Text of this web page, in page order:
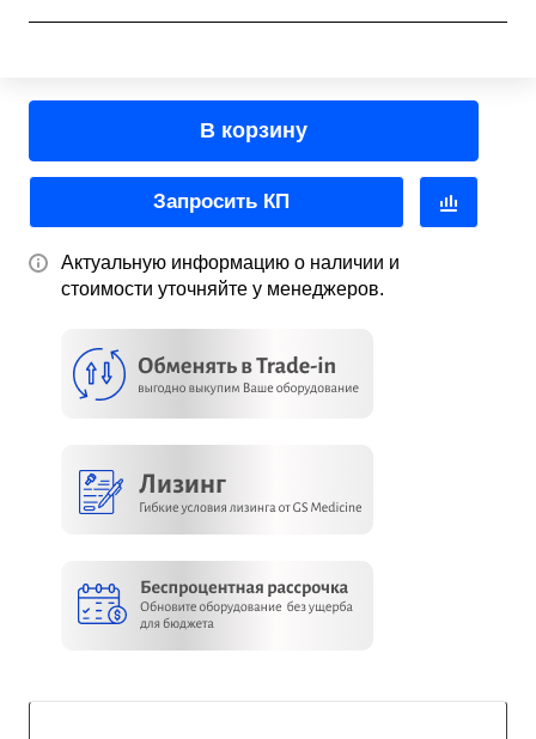
В корзину
Запросить КП
Актуальную информацию о наличии и
стоимости уточняйте у менеджеров.